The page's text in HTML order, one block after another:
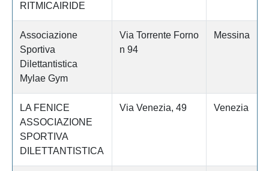
RITMICAIRIDE
Associazione
Sportiva
Dilettantistica
Mylae Gym
Via Torrente Forno
n 94
Messina
LA FENICE
ASSOCIAZIONE
SPORTIVA
DILETTANTISTICA
Via Venezia, 49 Venezia